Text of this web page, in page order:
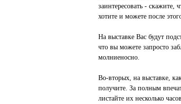
заинтересовать - скажите,
хотите и можете после
На выставке Вас будут
что вы можете запросто
молниеносно.
Во-вторых, на выставке,
получите. За полным
листайте их несколько